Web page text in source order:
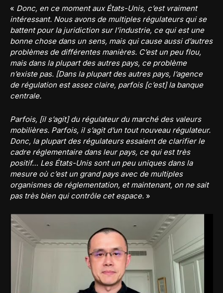
« Donc, en ce moment aux États-Unis, c’est vraiment
intéressant. Nous avons de multiples régulateurs qui se
battent pour la juridiction sur l’industrie, ce qui est une
bonne chose dans un sens, mais qui cause aussi d’autres
problèmes de différentes manières. C’est un peu flou,
mais dans la plupart des autres pays, ce problème
n’existe pas. [Dans la plupart des autres pays, l’agence
de régulation est assez claire, parfois [c’est] la banque
centrale.
Parfois, [il s’agit] du régulateur du marché des valeurs
mobilières. Parfois, il s’agit d’un tout nouveau régulateur.
Donc, la plupart des régulateurs essaient de clarifier le
cadre réglementaire dans leur pays, ce qui est très
positif… Les États-Unis sont un peu uniques dans la
mesure où c’est un grand pays avec de multiples
organismes de réglementation, et maintenant, on ne sait
pas très bien qui contrôle cet espace. »